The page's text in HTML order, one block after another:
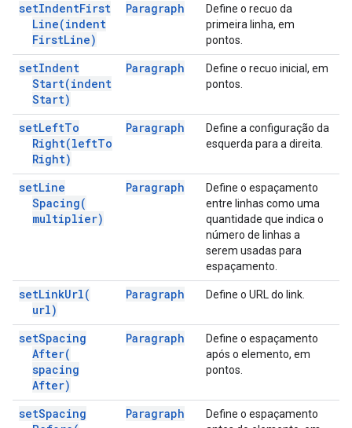
setIndentFirst
Line(indent
FirstLine)
Paragraph
Define o recuo da
primeira linha, em
pontos.
setIndent
Start(indent
Start)
Paragraph
Define o recuo inicial, em
pontos.
setLeftTo
Right(leftTo
Right)
Paragraph
Define a configuração da
esquerda para a direita.
setLine
Spacing(
multiplier)
Paragraph
Define o espaçamento
entre linhas como uma
quantidade que indica o
número de linhas a
serem usadas para
espaçamento.
setLinkUrl(
url)
Paragraph Define o URL do link.
setSpacing
After(
spacing
After)
Paragraph
Define o espaçamento
após o elemento, em
pontos.
setSpacing
Paragraph
Define o espaçamento